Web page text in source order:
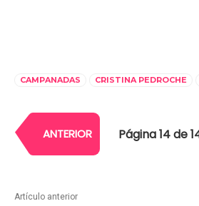
CAMPANADAS CRISTINA PEDROCHE
ANTERIOR Página 14 de
Artículo anterior